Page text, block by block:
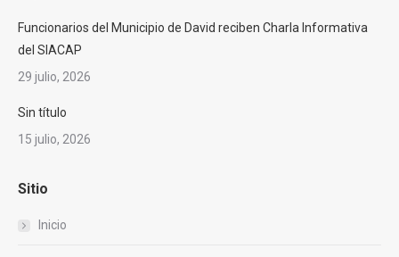
Funcionarios del Municipio de David reciben Charla Informativa
del SIACAP
29 julio, 2026
Sin título
15 julio, 2026
Sitio
Inicio